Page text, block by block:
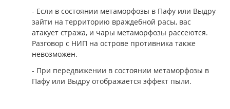
- Если в состоянии метаморфозы в Пафу или Выдру
зайти на территорию враждебной расы, вас
атакует стража, и чары метаморфозы рассеются.
Разговор с НИП на острове противника также
невозможен.
- При передвижении в состоянии метаморфозы в
Пафу или Выдру отображается эффект пыли.